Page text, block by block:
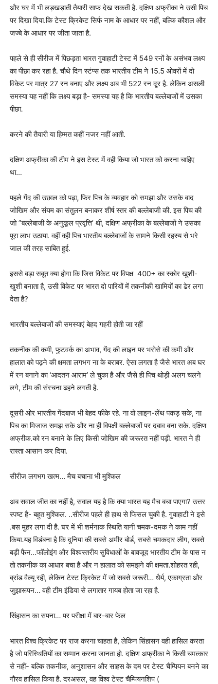
और घर में भी लड़खड़ाती तैयारी साफ देख सकती है. दक्षिण अफ्रीका ने उसी पिच
पर दिखा दिया.कि टेस्ट क्रिकेट सिर्फ नाम के आधार पर नहीं, बल्कि कौशल और
जज्बे के आधार पर जीता जाता है.
पहले से ही सीरीज में पिछड़ता भारत गुवाहाटी टेस्ट में 549 रनों के असंभव लक्ष्य
का पीछा कर रहा है. चौथे दिन स्टंप्स तक भारतीय टीम ने 15.5 ओवरों में दो
विकेट पर मात्र 27 रन बनाए और लक्ष्य अब भी 522 रन दूर है. लेकिन असली
समस्या यह नहीं कि लक्ष्य बड़ा है- समस्या यह है कि भारतीय बल्लेबाजों में उसका
पीछा.
करने की तैयारी या हिम्मत कहीं नजर नहीं आती.
दक्षिण अफ्रीका की टीम ने इस टेस्ट में वही किया जो भारत को करना चाहिए
था…
पहले गेंद की उछाल को पढ़ा, फिर पिच के व्यवहार को समझा और उसके बाद
जोखिम और संयम का संतुलन बनाकर शीर्ष स्तर की बल्लेबाजी की. इस पिच की
जो ”बल्लेबाजी के अनुकूल प्रवृत्ति’ थी, दक्षिण अफ्रीका के बल्लेबाजों ने उसका
पूरा लाभ उठाया. वहीं वही पिच भारतीय बल्लेबाजों के सामने किसी रहस्य से भरे
जाल की तरह साबित हुई.
इससे बड़ा सबूत क्या होगा कि जिस विकेट पर विपक्ष 400+ का स्कोर खुशी-
खुशी बनाता है, उसी विकेट पर भारत दो पारियों में तकनीकी खामियों का ढेर लगा
देता है?
भारतीय बल्लेबाजों की समस्याएं बेहद गहरी होती जा रहीं
तकनीक की कमी, फुटवर्क का अभाव, गेंद की लाइन पर भरोसे की कमी और
हालात को पढ़ने की क्षमता लगभग ना के बराबर. ऐसा लगता है जैसे भारत अब घर
में रन बनाने का ‘आदतन आराम’ ले चुका है और जैसे ही पिच थोड़ी अलग चलने
लगे, टीम की संरचना ढहने लगती है.
दूसरी ओर भारतीय गेंदबाज भी बेहद फीके रहे. ना वो लाइन-लेंथ पकड़ सके, ना
पिच का मिजाज समझ सके और ना ही विपक्षी बल्लेबाजों पर दबाव बना सके. दक्षिण
अफ्रीक.को रन बनाने के लिए किसी जोखिम की जरूरत नहीं पड़ी. भारत ने ही
रास्ता आसान कर दिया.
सीरीज लगभग खत्म… मैच बचाना भी मुश्किल
अब सवाल जीत का नहीं है, सवाल यह है कि क्या भारत यह मैच बचा पाएगा? उत्तर
स्पष्ट है- बहुत मुश्किल. ..सीरीज पहले ही हाथ से फिसल चुकी है. गुवाहाटी ने इसे
.बस मुहर लगा दी है. घर में भी शर्मनाक स्थिति यानी चमक-दमक ने काम नहीं
किया.यह विडंबना है कि दुनिया की सबसे अमीर बोर्ड, सबसे चमकदार लीग, सबसे
बड़ी फैन…फॉलोइंग और विश्वस्तरीय सुविधाओं के बावजूद भारतीय टीम के पास न
तो तकनीक का आधार बचा है और न हालात को समझने की क्षमता.शोहरत रही,
ब्रांड वैल्यू रही, लेकिन टेस्ट क्रिकेट में जो सबसे जरूरी… धैर्य, एकाग्रता और
जुझारूपन… वही टीम इंडिया से लगातार गायब होता जा रहा है.
सिंहासन का सपना… पर परीक्षा में बार-बार फेल
भारत विश्व क्रिकेट पर राज करना चाहता है, लेकिन सिंहासन वही हासिल करता
है जो परिस्थितियों का सम्मान करना जानता हो. दक्षिण अफ्रीका ने किसी चमत्कार
से नहीं- बल्कि तकनीक, अनुशासन और साहस के दम पर टेस्ट चैम्पियन बनने का
गौरव हासिल किया है. दरअसल, वह विश्व टेस्ट चैम्पियनशिप (